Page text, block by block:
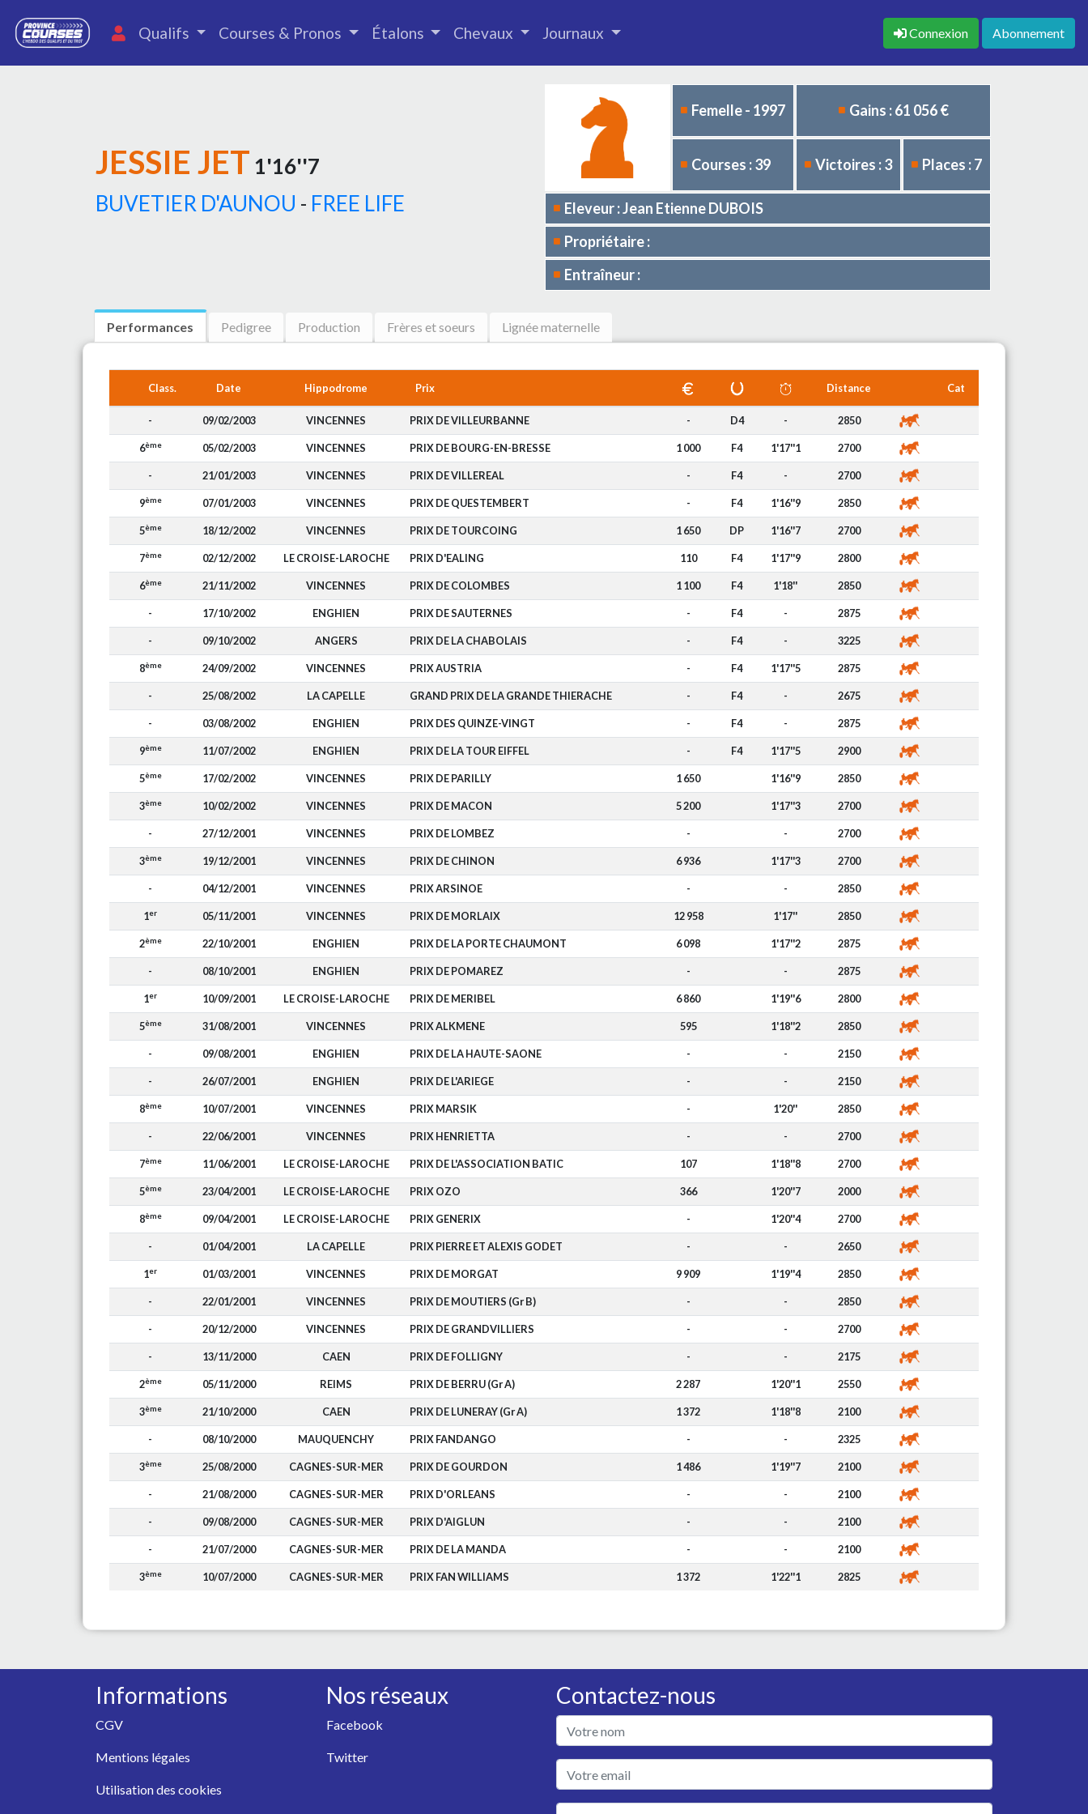
Qualifs Courses & Pronos Étalons Chevaux Journaux Connexion Abonnement
JESSIE JET 1'16''7
BUVETIER D'AUNOU - FREE LIFE
Femelle - 1997 Gains : 61 056 €
Courses : 39 Victoires : 3 Places : 7
Eleveur : Jean Etienne DUBOIS
Propriétaire :
Entraîneur :
Performances Pedigree Production Frères et soeurs Lignée maternelle
Class. Date Hippodrome Prix Distance Cat
- 09/02/2003 VINCENNES PRIX DE VILLEURBANNE - D4 - 2850
6ème 05/02/2003 VINCENNES PRIX DE BOURG-EN-BRESSE 1 000 F4 1'17''1 2700
- 21/01/2003 VINCENNES PRIX DE VILLEREAL - F4 - 2700
9ème 07/01/2003 VINCENNES PRIX DE QUESTEMBERT - F4 1'16''9 2850
5ème 18/12/2002 VINCENNES PRIX DE TOURCOING 1 650 DP 1'16''7 2700
7ème 02/12/2002 LE CROISE-LAROCHE PRIX D'EALING 110 F4 1'17''9 2800
6ème 21/11/2002 VINCENNES PRIX DE COLOMBES 1 100 F4 1'18'' 2850
- 17/10/2002 ENGHIEN PRIX DE SAUTERNES - F4 - 2875
- 09/10/2002 ANGERS PRIX DE LA CHABOLAIS - F4 - 3225
8ème 24/09/2002 VINCENNES PRIX AUSTRIA - F4 1'17''5 2875
- 25/08/2002 LA CAPELLE GRAND PRIX DE LA GRANDE THIERACHE - F4 - 2675
- 03/08/2002 ENGHIEN PRIX DES QUINZE-VINGT - F4 - 2875
9ème 11/07/2002 ENGHIEN PRIX DE LA TOUR EIFFEL - F4 1'17''5 2900
5ème 17/02/2002 VINCENNES PRIX DE PARILLY 1 650 1'16''9 2850
3ème 10/02/2002 VINCENNES PRIX DE MACON 5 200 1'17''3 2700
- 27/12/2001 VINCENNES PRIX DE LOMBEZ - - 2700
3ème 19/12/2001 VINCENNES PRIX DE CHINON 6 936 1'17''3 2700
- 04/12/2001 VINCENNES PRIX ARSINOE - - 2850
1er 05/11/2001 VINCENNES PRIX DE MORLAIX 12 958 1'17'' 2850
2ème 22/10/2001 ENGHIEN PRIX DE LA PORTE CHAUMONT 6 098 1'17''2 2875
- 08/10/2001 ENGHIEN PRIX DE POMAREZ - - 2875
1er 10/09/2001 LE CROISE-LAROCHE PRIX DE MERIBEL 6 860 1'19''6 2800
5ème 31/08/2001 VINCENNES PRIX ALKMENE 595 1'18''2 2850
- 09/08/2001 ENGHIEN PRIX DE LA HAUTE-SAONE - - 2150
- 26/07/2001 ENGHIEN PRIX DE L'ARIEGE - - 2150
8ème 10/07/2001 VINCENNES PRIX MARSIK - 1'20'' 2850
- 22/06/2001 VINCENNES PRIX HENRIETTA - - 2700
7ème 11/06/2001 LE CROISE-LAROCHE PRIX DE L'ASSOCIATION BATIC 107 1'18''8 2700
5ème 23/04/2001 LE CROISE-LAROCHE PRIX OZO 366 1'20''7 2000
8ème 09/04/2001 LE CROISE-LAROCHE PRIX GENERIX - 1'20''4 2700
- 01/04/2001 LA CAPELLE PRIX PIERRE ET ALEXIS GODET - - 2650
1er 01/03/2001 VINCENNES PRIX DE MORGAT 9 909 1'19''4 2850
- 22/01/2001 VINCENNES PRIX DE MOUTIERS (Gr B) - - 2850
- 20/12/2000 VINCENNES PRIX DE GRANDVILLIERS - - 2700
- 13/11/2000 CAEN PRIX DE FOLLIGNY - - 2175
2ème 05/11/2000 REIMS PRIX DE BERRU (Gr A) 2 287 1'20''1 2550
3ème 21/10/2000 CAEN PRIX DE LUNERAY (Gr A) 1 372 1'18''8 2100
- 08/10/2000 MAUQUENCHY PRIX FANDANGO - - 2325
3ème 25/08/2000 CAGNES-SUR-MER PRIX DE GOURDON 1 486 1'19''7 2100
- 21/08/2000 CAGNES-SUR-MER PRIX D'ORLEANS - - 2100
- 09/08/2000 CAGNES-SUR-MER PRIX D'AIGLUN - - 2100
- 21/07/2000 CAGNES-SUR-MER PRIX DE LA MANDA - - 2100
3ème 10/07/2000 CAGNES-SUR-MER PRIX FAN WILLIAMS 1 372 1'22''1 2825
Informations
CGV
Mentions légales
Utilisation des cookies
Nos réseaux
Facebook
Twitter
Contactez-nous